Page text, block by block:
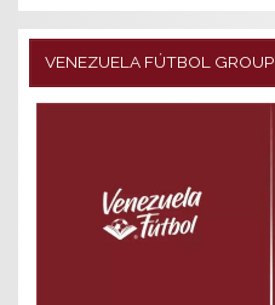
VENEZUELA FÚTBOL GROUP